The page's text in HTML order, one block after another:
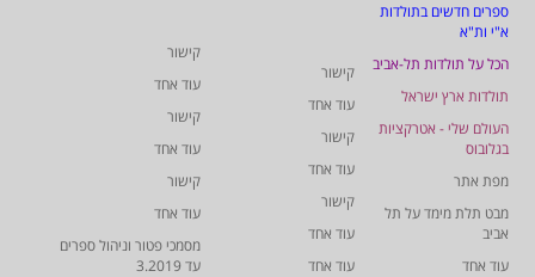
ספרים חדשים בתולדות
א"י ות"א
הכל על תולדות תל-אביב
תולדות ארץ ישראל
העולם שלי - אטרקציות
בגלובוס
מפת אתר
מבט תלת מימד על תל
אביב
עוד אחד
קישור
עוד אחד
קישור
עוד אחד
קישור
עוד אחד
עוד אחד
קישור
עוד אחד
קישור
עוד אחד
קישור
עוד אחד
מסמכי פטור וניהול ספרים
עד 3.2019